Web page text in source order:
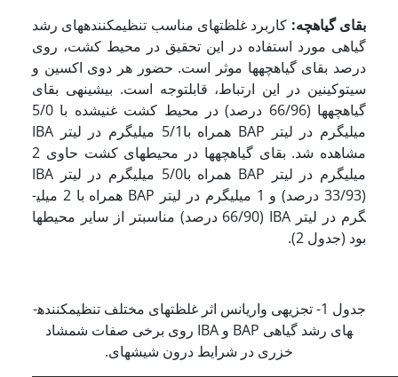
بقای گیاهچه: کاربرد غلظت­های مناسب تنظیم­کننده­های رشد
گیاهی مورد استفاده در این تحقیق در محیط کشت، روی
درصد بقای گیاهچه­ها موثر است. حضور هر دوی اکسین و
سیتوکینین در این ارتباط، قابل­توجه است. بیشینه­ی بقای
گیاهچه­ها (66/96 درصد) در محیط کشت غنی­شده با 5/0
میلی­گرم در لیتر BAP همراه با5/1 میلی­گرم در لیتر IBA
مشاهده شد. بقای گیاهچه­ها در محیط­های کشت حاوی 2
میلی­گرم در لیتر BAP همراه با5/0 میلی­گرم در لیتر IBA
(33/93 درصد) و 1 میلی­گرم در لیتر BAP همراه با 2 میلی­
گرم در لیتر IBA (66/90 درصد) مناسب­تر از سایر محیط­ها
بود (جدول 2).
جدول 1- تجزیه­ی واریانس اثر غلظت­های مختلف تنظیم­کننده­
های رشد گیاهی BAP و IBA روی برخی صفات شمشاد
خزری در شرایط درون شیشه­ای.